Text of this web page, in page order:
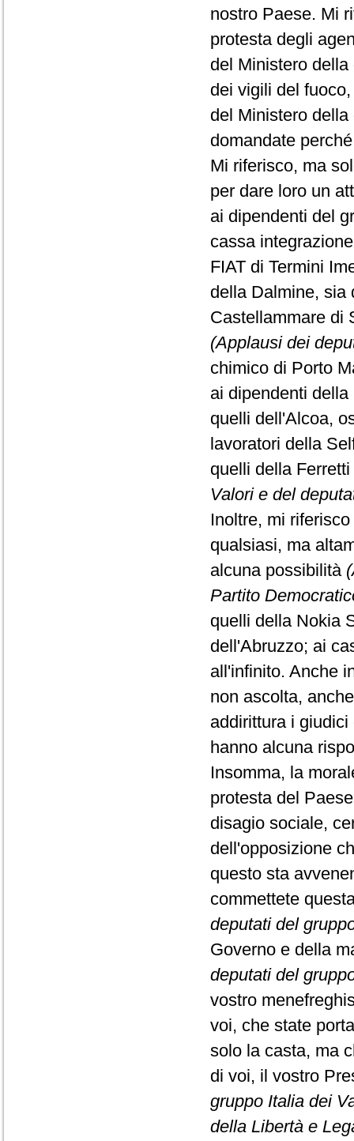
nostro Paese. Mi
protesta degli
del Ministero
dei vigili del
del Ministero
domandate
Mi riferisco, ma
per dare loro un
ai dipendenti del
cassa
FIAT di Termini
della Dalmine, sia
Castellammare di
(Applausi dei
chimico di Porto
ai dipendenti
quelli dell'Alcoa,
lavoratori della
quelli della
Valori e del
Inoltre, mi
qualsiasi, ma
alcuna possibilità
Partito
quelli della Nokia
dell'Abruzzo; ai
all'infinito. Anche
non ascolta,
addirittura i
hanno alcuna
Insomma, la
protesta del
disagio sociale,
dell'opposizione
questo sta
commettete
deputati del
Governo e della
deputati del
vostro
voi, che state
solo la casta, ma
di voi, il vostro
gruppo Italia dei
della Libertà e